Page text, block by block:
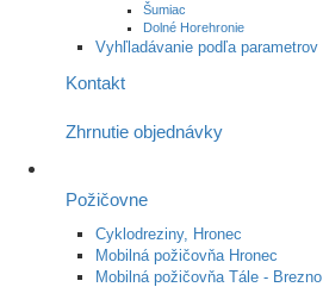
Šumiac
Dolné Horehronie
Vyhľladávanie podľa parametrov
Kontakt
Zhrnutie objednávky
Požičovne
Cyklodreziny, Hronec
Mobilná požičovňa Hronec
Mobilná požičovňa Tále - Brezno